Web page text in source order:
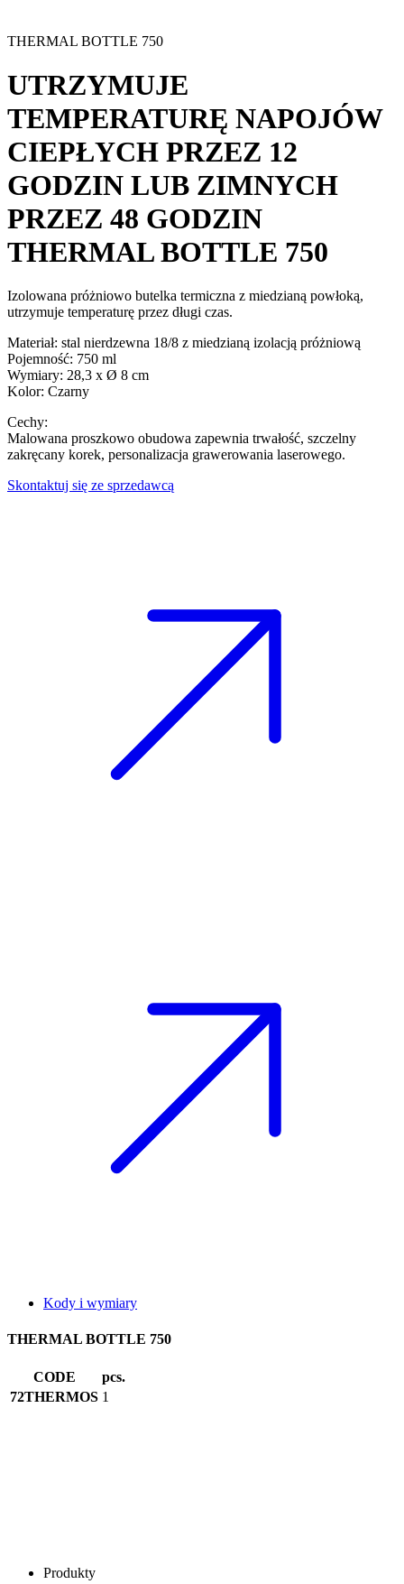
THERMAL BOTTLE 750
UTRZYMUJE
TEMPERATURĘ NAPOJÓW
CIEPŁYCH PRZEZ 12
GODZIN LUB ZIMNYCH
PRZEZ 48 GODZIN
THERMAL BOTTLE 750
Izolowana próżniowo butelka termiczna z miedzianą powłoką,
utrzymuje temperaturę przez długi czas.
Materiał: stal nierdzewna 18/8 z miedzianą izolacją próżniową
Pojemność: 750 ml
Wymiary: 28,3 x Ø 8 cm
Kolor: Czarny
Cechy:
Malowana proszkowo obudowa zapewnia trwałość, szczelny
zakręcany korek, personalizacja grawerowania laserowego.
Skontaktuj się ze sprzedawcą
Kody i wymiary
THERMAL BOTTLE 750
CODE
pcs.
72THERMOS 1
Produkty